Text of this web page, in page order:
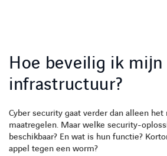
Hoe beveilig ik mijn
infrastructuur?
Cyber security gaat verder dan alleen
maatregelen. Maar welke security-
beschikbaar? En wat is hun functie?
appel tegen een worm?